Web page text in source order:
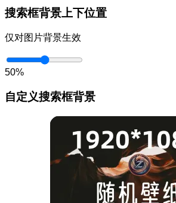
搜索框背景上下位置
仅对图片背景生效
50%
自定义搜索框背景